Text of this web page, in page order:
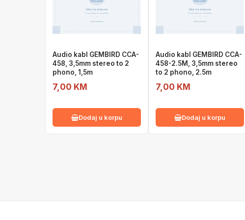
Audio kabl GEMBIRD CCA-
458, 3,5mm stereo to 2
phono, 1,5m
7,00 KM
Dodaj u korpu
Audio kabl GEMBIRD CCA-
458-2.5M, 3,5mm stereo
to 2 phono, 2.5m
7,00 KM
Dodaj u korpu